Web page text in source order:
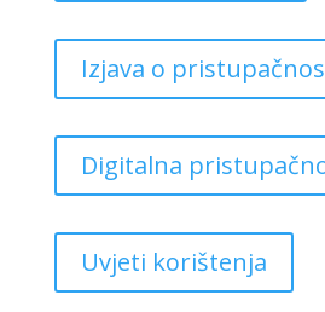
Izjava o
Digitalna
Uvjeti korištenja